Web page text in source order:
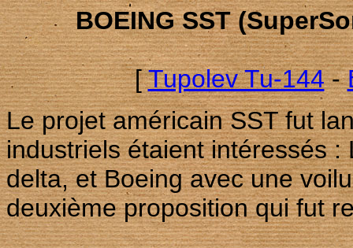
BOEING SST
[Tupolev Tu-144-
Le projet américain SST fut
industriels étaient intéressés
delta, et Boeing avec une
deuxième proposition qui fut